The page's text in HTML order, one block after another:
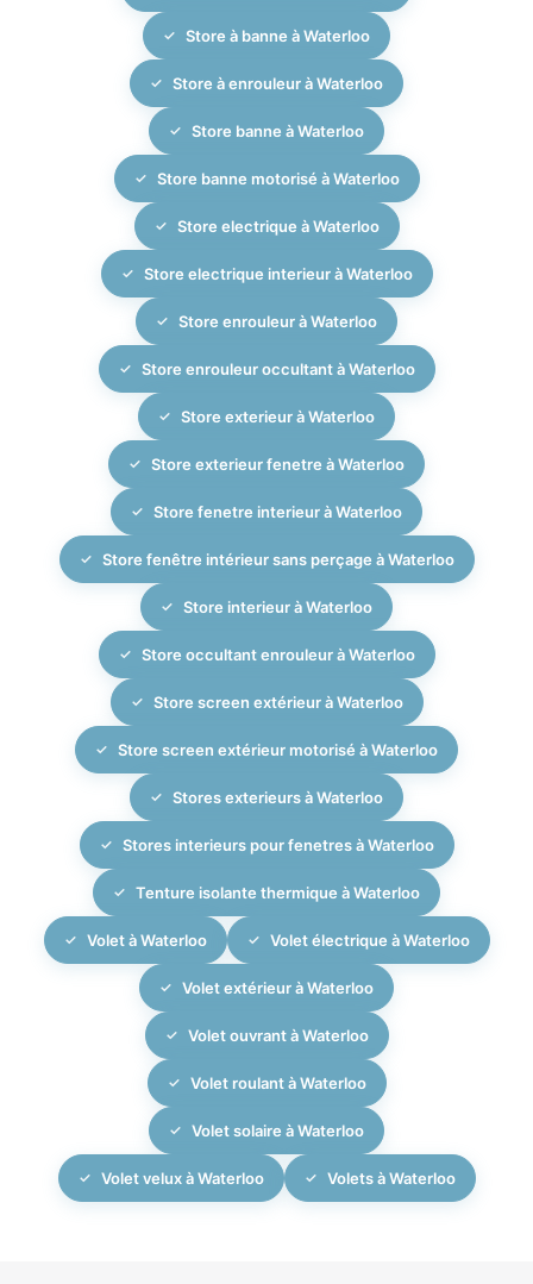
tentures isolantes et stores extérieurs, toujours avec
la même exigence de précision, d’élégance et de
savoir-faire développé depuis 2007.
Store à banne à Waterloo
Store à enrouleur à Waterloo
Store banne à Waterloo
Store banne motorisé à Waterloo
Store electrique à Waterloo
Store electrique interieur à Waterloo
Store enrouleur à Waterloo
Store enrouleur occultant à Waterloo
Store exterieur à Waterloo
Store exterieur fenetre à Waterloo
Store fenetre interieur à Waterloo
Store fenêtre intérieur sans perçage à Waterloo
Store interieur à Waterloo
Store occultant enrouleur à Waterloo
Store screen extérieur à Waterloo
Store screen extérieur motorisé à Waterloo
Stores exterieurs à Waterloo
Stores interieurs pour fenetres à Waterloo
Tenture isolante thermique à Waterloo
Volet à Waterloo Volet électrique à Waterloo
Volet extérieur à Waterloo
Volet ouvrant à Waterloo
Volet roulant à Waterloo
Volet solaire à Waterloo
Volet velux à Waterloo Volets à Waterloo